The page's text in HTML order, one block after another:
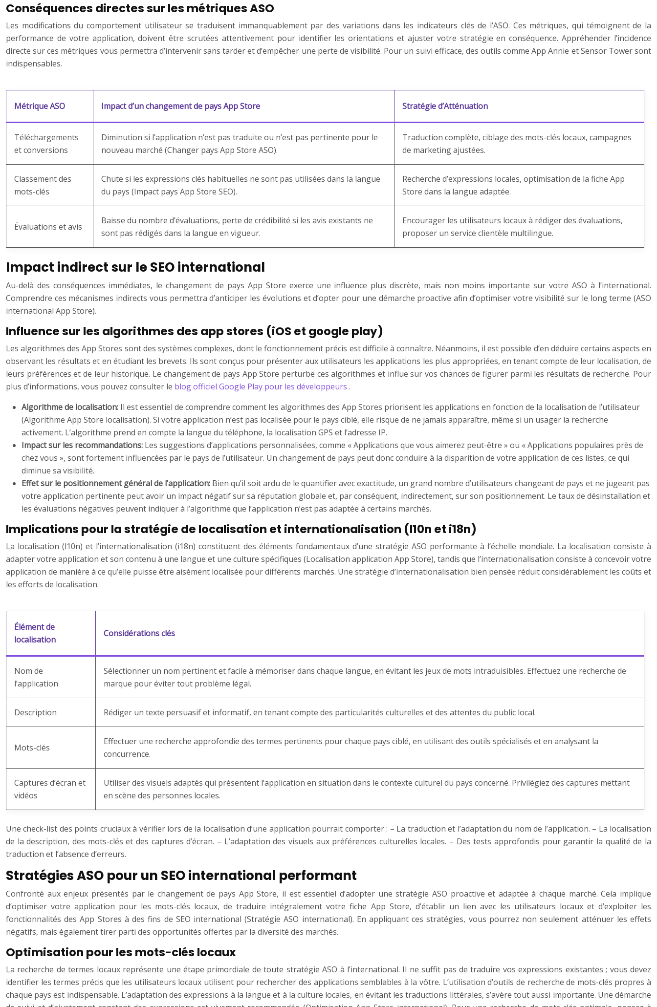
Conséquences directes sur les métriques ASO
Les modifications du comportement utilisateur se traduisent immanquablement par des variations dans les indicateurs clés de l’ASO. Ces métriques, qui témoignent de la
performance de votre application, doivent être scrutées attentivement pour identifier les orientations et ajuster votre stratégie en conséquence. Appréhender l’incidence
directe sur ces métriques vous permettra d’intervenir sans tarder et d’empêcher une perte de visibilité. Pour un suivi efficace, des outils comme App Annie et Sensor Tower sont
indispensables.
Métrique ASO Impact d’un changement de pays App Store Stratégie d’Atténuation
Téléchargements
et conversions
Diminution si l’application n’est pas traduite ou n’est pas pertinente pour le
nouveau marché (Changer pays App Store ASO).
Traduction complète, ciblage des mots-clés locaux, campagnes
de marketing ajustées.
Classement des
mots-clés
Chute si les expressions clés habituelles ne sont pas utilisées dans la langue
du pays (Impact pays App Store SEO).
Recherche d’expressions locales, optimisation de la fiche App
Store dans la langue adaptée.
Évaluations et avis
Baisse du nombre d’évaluations, perte de crédibilité si les avis existants ne
sont pas rédigés dans la langue en vigueur.
Encourager les utilisateurs locaux à rédiger des évaluations,
proposer un service clientèle multilingue.
Impact indirect sur le SEO international
Au-delà des conséquences immédiates, le changement de pays App Store exerce une influence plus discrète, mais non moins importante sur votre ASO à l’international.
Comprendre ces mécanismes indirects vous permettra d’anticiper les évolutions et d’opter pour une démarche proactive afin d’optimiser votre visibilité sur le long terme (ASO
international App Store).
Influence sur les algorithmes des app stores (iOS et google play)
Les algorithmes des App Stores sont des systèmes complexes, dont le fonctionnement précis est difficile à connaître. Néanmoins, il est possible d’en déduire certains aspects en
observant les résultats et en étudiant les brevets. Ils sont conçus pour présenter aux utilisateurs les applications les plus appropriées, en tenant compte de leur localisation, de
leurs préférences et de leur historique. Le changement de pays App Store perturbe ces algorithmes et influe sur vos chances de figurer parmi les résultats de recherche. Pour
plus d’informations, vous pouvez consulter le blog officiel Google Play pour les développeurs .
Algorithme de localisation: Il est essentiel de comprendre comment les algorithmes des App Stores priorisent les applications en fonction de la localisation de l’utilisateur
(Algorithme App Store localisation). Si votre application n’est pas localisée pour le pays ciblé, elle risque de ne jamais apparaître, même si un usager la recherche
activement. L’algorithme prend en compte la langue du téléphone, la localisation GPS et l’adresse IP.
Impact sur les recommandations: Les suggestions d’applications personnalisées, comme « Applications que vous aimerez peut-être » ou « Applications populaires près de
chez vous », sont fortement influencées par le pays de l’utilisateur. Un changement de pays peut donc conduire à la disparition de votre application de ces listes, ce qui
diminue sa visibilité.
Effet sur le positionnement général de l’application: Bien qu’il soit ardu de le quantifier avec exactitude, un grand nombre d’utilisateurs changeant de pays et ne jugeant pas
votre application pertinente peut avoir un impact négatif sur sa réputation globale et, par conséquent, indirectement, sur son positionnement. Le taux de désinstallation et
les évaluations négatives peuvent indiquer à l’algorithme que l’application n’est pas adaptée à certains marchés.
Implications pour la stratégie de localisation et internationalisation (l10n et i18n)
La localisation (l10n) et l’internationalisation (i18n) constituent des éléments fondamentaux d’une stratégie ASO performante à l’échelle mondiale. La localisation consiste à
adapter votre application et son contenu à une langue et une culture spécifiques (Localisation application App Store), tandis que l’internationalisation consiste à concevoir votre
application de manière à ce qu’elle puisse être aisément localisée pour différents marchés. Une stratégie d’internationalisation bien pensée réduit considérablement les coûts et
les efforts de localisation.
Élément de
localisation
Considérations clés
Nom de
l’application
Sélectionner un nom pertinent et facile à mémoriser dans chaque langue, en évitant les jeux de mots intraduisibles. Effectuez une recherche de
marque pour éviter tout problème légal.
Description Rédiger un texte persuasif et informatif, en tenant compte des particularités culturelles et des attentes du public local.
Mots-clés
Effectuer une recherche approfondie des termes pertinents pour chaque pays ciblé, en utilisant des outils spécialisés et en analysant la
concurrence.
Captures d’écran et
vidéos
Utiliser des visuels adaptés qui présentent l’application en situation dans le contexte culturel du pays concerné. Privilégiez des captures mettant
en scène des personnes locales.
Une check-list des points cruciaux à vérifier lors de la localisation d’une application pourrait comporter : – La traduction et l’adaptation du nom de l’application. – La localisation
de la description, des mots-clés et des captures d’écran. – L’adaptation des visuels aux préférences culturelles locales. – Des tests approfondis pour garantir la qualité de la
traduction et l’absence d’erreurs.
Stratégies ASO pour un SEO international performant
Confronté aux enjeux présentés par le changement de pays App Store, il est essentiel d’adopter une stratégie ASO proactive et adaptée à chaque marché. Cela implique
d’optimiser votre application pour les mots-clés locaux, de traduire intégralement votre fiche App Store, d’établir un lien avec les utilisateurs locaux et d’exploiter les
fonctionnalités des App Stores à des fins de SEO international (Stratégie ASO international). En appliquant ces stratégies, vous pourrez non seulement atténuer les effets
négatifs, mais également tirer parti des opportunités offertes par la diversité des marchés.
Optimisation pour les mots-clés locaux
La recherche de termes locaux représente une étape primordiale de toute stratégie ASO à l’international. Il ne suffit pas de traduire vos expressions existantes ; vous devez
identifier les termes précis que les utilisateurs locaux utilisent pour rechercher des applications semblables à la vôtre. L’utilisation d’outils de recherche de mots-clés propres à
chaque pays est indispensable. L’adaptation des expressions à la langue et à la culture locales, en évitant les traductions littérales, s’avère tout aussi importante. Une démarche